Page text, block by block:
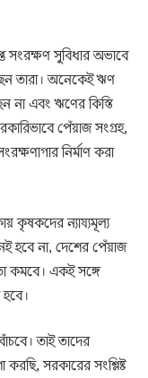
সুবিধার অভাবে
তারা। অনেকেই ঋণ
না এবং ঋণের কিস্তি
পেঁয়াজ সংগ্রহ,
নির্মাণ করা
কৃষকদের ন্যায্যমূল্য
হবে না, দেশের পেঁয়াজ
কমবে। একই সঙ্গে
তাই তাদের
সরকারের সংশ্লিষ্ট